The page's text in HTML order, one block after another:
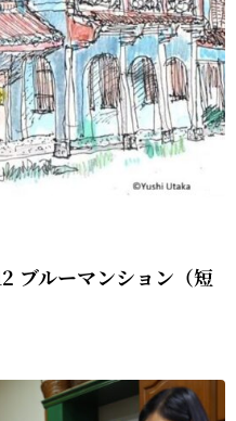
ブルーマンション（短